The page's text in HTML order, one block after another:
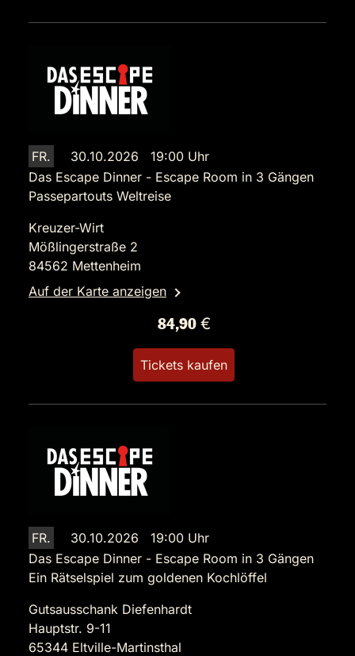
FR.
30.10.2026 19:00 Uhr
Das Escape Dinner - Escape Room in 3 Gängen
Passepartouts Weltreise
Kreuzer-Wirt
Mößlingerstraße 2
84562 Mettenheim
Auf der Karte anzeigen
84,90 €
Tickets kaufen
FR.
30.10.2026 19:00 Uhr
Das Escape Dinner - Escape Room in 3 Gängen
Ein Rätselspiel zum goldenen Kochlöffel
Gutsausschank Diefenhardt
Hauptstr. 9-11
65344 Eltville-Martinsthal